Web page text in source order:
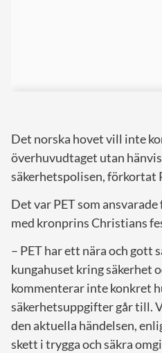
Det norska hovet vill inte
överhuvudtaget utan
säkerhetspolisen, förkortat
Det var PET som
med kronprins Christians
– PET har ett nära och gott
kungahuset kring säkerhet
kommenterar inte konkret
säkerhetsuppgifter går till.
den aktuella händelsen,
skett i trygga och säkra